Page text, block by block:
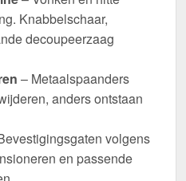
Knabbelschaar,
decoupeerzaag
– Metaalspaanders
anders ontstaan
volgens
en passende